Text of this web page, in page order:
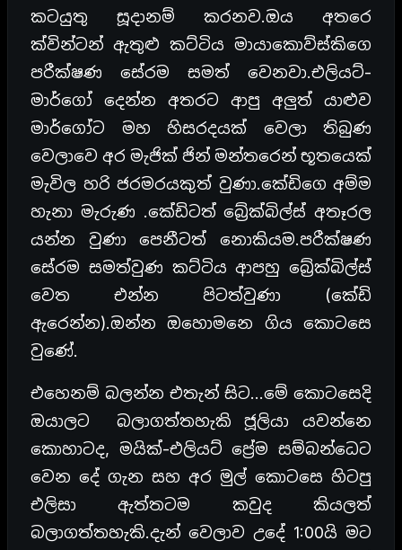
කටයුතු සූදානම් කරනව.ඔය අතරෙ
ක්වින්ටන් ඇතුළු කට්ටිය මායාකොව්ස්කිගෙ
පරීක්ෂණ සේරම සමත් වෙනවා.එලියට්-
මාර්ගෝ දෙන්න අතරට ආපු අලුත් යාළුව
මාර්ගෝට මහ හිසරදයක් වෙලා තිබුණ
වෙලාවෙ අර මැජික් ජින් මන්තරෙන් භූතයෙක්
මැවිල හරි ජරමරයකුත් වුණා.කේඩිගෙ අම්ම
හැනා මැරුණ .කේඩිටත් බ්‍රේක්බිල්ස් අතෑරල
යන්න වුණා පෙනීටත් නොකියම.පරීක්ෂණ
සේරම සමත්වුණ කට්ටිය ආපහු බ්‍රේක්බිල්ස්
වෙත එන්න පිටත්වුණා (කේඩි
ඇරෙන්න).ඔන්න ඔහොමනෙ ගිය කොටසෙ
වුණේ.
එහෙනම් බලන්න එතැන් සිට…මේ කොටසෙදි
ඔයාලට බලාගත්තහැකි ජූලියා යවන්නෙ
කොහාටද, මයික්-එලියට් ප්‍රේම සම්බන්ධෙට
වෙන දේ ගැන සහ අර මුල් කොටසෙ හිටපු
එලිසා ඇත්තටම කවුද කියලත්
බලාගත්තහැකි.දැන් වෙලාව උදේ 1:00යි මට